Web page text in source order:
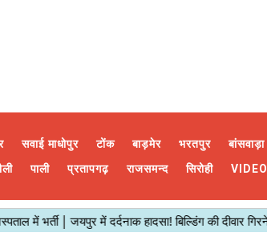
सवाई माधोपुर टोंक बाड़मेर भरतपुर बांसवाड़ा
पाली प्रतापगढ़ राजसमन्द सिरोही VIDEO